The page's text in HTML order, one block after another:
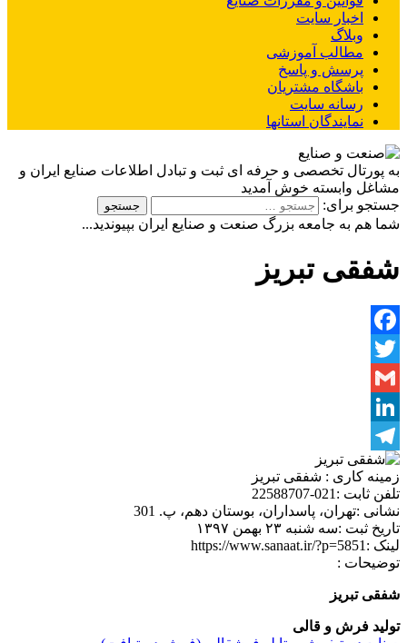
اخبار سایت
وبلاگ
مطالب آموزشی
پرسش و پاسخ
باشگاه مشتریان
رسانه سایت
نمایندگان استانها
به پورتال تخصصی و حرفه ای ثبت و تبادل اطلاعات صنایع ایران و
مشاغل وابسته خوش آمدید
جستجو برای:
شما هم به جامعه بزرگ صنعت و صنایع ایران بپیوندید...
شفقی تبریز
Facebook
Twitter
Gmail
LinkedIn
Telegram
زمینه کاری : شفقی تبریز
تلفن ثابت :021-22588707
نشانی :تهران، پاسداران، بوستان دهم، پ. 301
تاریخ ثبت :سه شنبه ۲۳ بهمن ۱۳۹۷
لینک :https://www.sanaat.ir/?p=5851
توضیحات :
شفقی تبریز
تولید فرش و قالی